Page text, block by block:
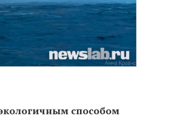
способом